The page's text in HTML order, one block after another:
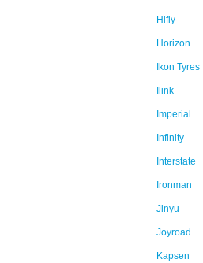
Hifly
Horizon
Ikon Tyres
Ilink
Imperial
Infinity
Interstate
Ironman
Jinyu
Joyroad
Kapsen